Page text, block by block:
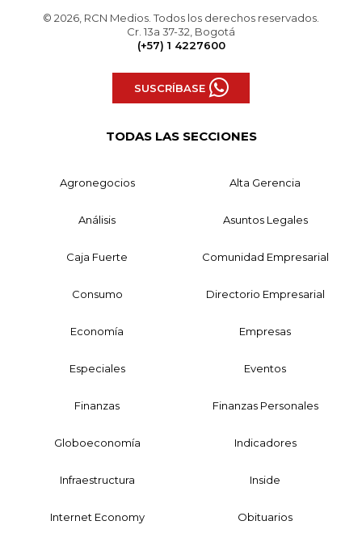
© 2026, RCN Medios. Todos los derechos reservados.
Cr. 13a 37-32, Bogotá
(+57) 1 4227600
SUSCRÍBASE
TODAS LAS SECCIONES
Agronegocios Alta Gerencia
Análisis Asuntos Legales
Caja Fuerte Comunidad Empresarial
Consumo Directorio Empresarial
Economía Empresas
Especiales Eventos
Finanzas Finanzas Personales
Globoeconomía Indicadores
Infraestructura Inside
Internet Economy Obituarios